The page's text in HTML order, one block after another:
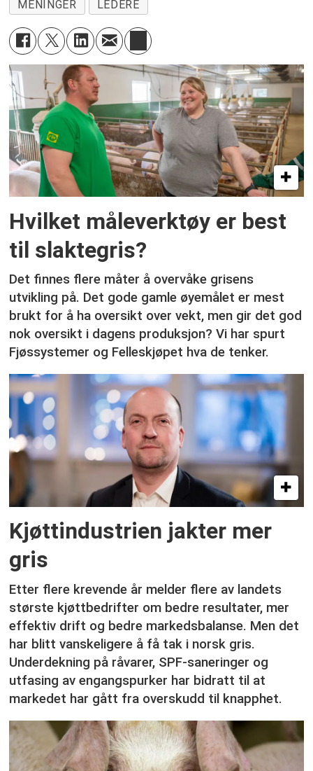
MENINGER LEDERE
Hvilket måleverktøy er best
til slaktegris?
Det finnes flere måter å overvåke grisens
utvikling på. Det gode gamle øyemålet er mest
brukt for å ha oversikt over vekt, men gir det god
nok oversikt i dagens produksjon? Vi har spurt
Fjøssystemer og Felleskjøpet hva de tenker.
Kjøttindustrien jakter mer
gris
Etter flere krevende år melder flere av landets
største kjøttbedrifter om bedre resultater, mer
effektiv drift og bedre markedsbalanse. Men det
har blitt vanskeligere å få tak i norsk gris.
Underdekning på råvarer, SPF-saneringer og
utfasing av engangspurker har bidratt til at
markedet har gått fra overskudd til knapphet.